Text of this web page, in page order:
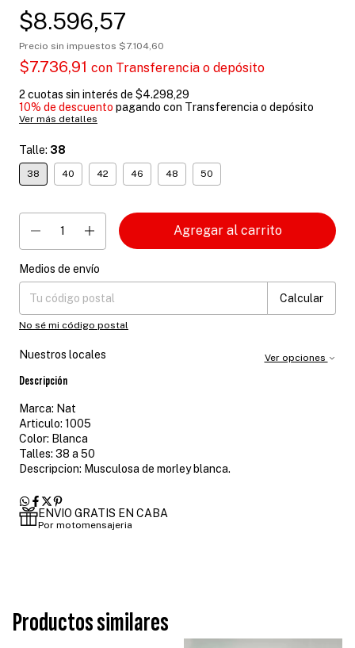
$8.596,57
Precio sin impuestos $7.104,60
$7.736,91 con Transferencia o depósito
2 cuotas sin interés de $4.298,29
10% de descuento pagando con Transferencia o depósito
Ver más detalles
Talle: 38
38 40 42 46 48 50
Entregas para el CP:
Medios de envío
Calcular
No sé mi código postal
Nuestros locales Ver opciones
Descripción
Marca: Nat
Articulo: 1005
Color: Blanca
Talles: 38 a 50
Descripcion: Musculosa de morley blanca.
ENVIO GRATIS EN CABA
Por motomensajeria
Productos similares